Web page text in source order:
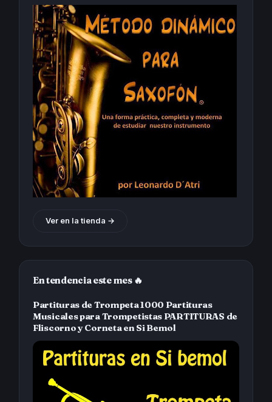
Ver en la tienda →
En tendencia este mes 🔥
Partituras de Trompeta 1000 Partituras
Musicales para Trompetistas PARTITURAS de
Fliscorno y Corneta en Si Bemol